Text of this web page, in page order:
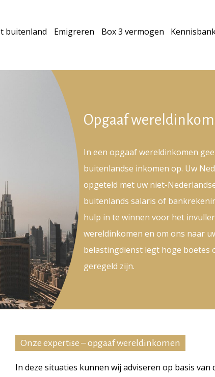
buitenland Emigreren Box 3 vermogen
Opgaaf
In een opgaaf wereldinkomen
buitenlandse inkomen op. Uw
opgeteld met uw niet-
buitenlands salaris of
hulp in te winnen voor het
wereldinkomen en om ons naar
belastingdienst legt hoge boetes
geregeld zijn.
Onze expertise – opgaaf wereldinkomen
In deze situaties kunnen wij adviseren op basis van